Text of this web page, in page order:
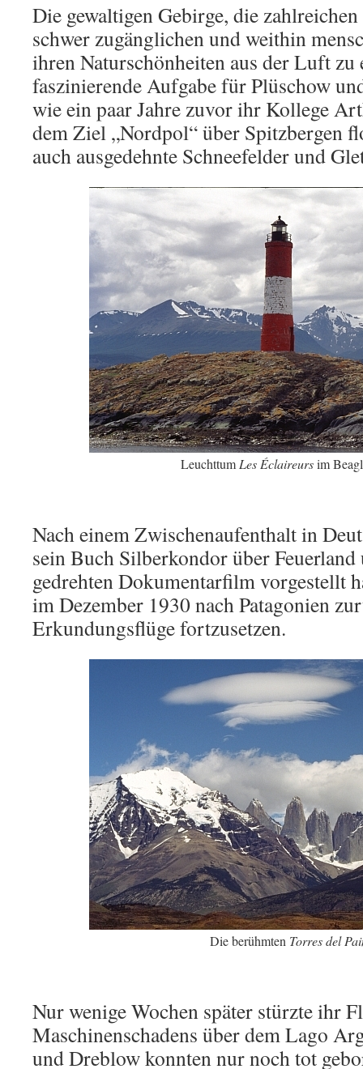
Die gewaltigen Gebirge, die
schwer zugänglichen und weithin
ihren Naturschönheiten aus der Luft zu
faszinierende Aufgabe für Plüschow
wie ein paar Jahre zuvor ihr Kollege
dem Ziel „Nordpol“ über Spitzbergen
auch ausgedehnte Schneefelder und
Leuchttum Les Éclaireursim
Nach einem Zwischenaufenthalt in
sein Buch Silberkondor über
gedrehten Dokumentarfilm vorgestellt
im Dezember 1930 nach Patagonien
Erkundungsflüge fortzusetzen.
Die berühmten Torres del
Nur wenige Wochen später stürzte ihr
Maschinenschadens über dem Lago
und Dreblow konnten nur noch tot